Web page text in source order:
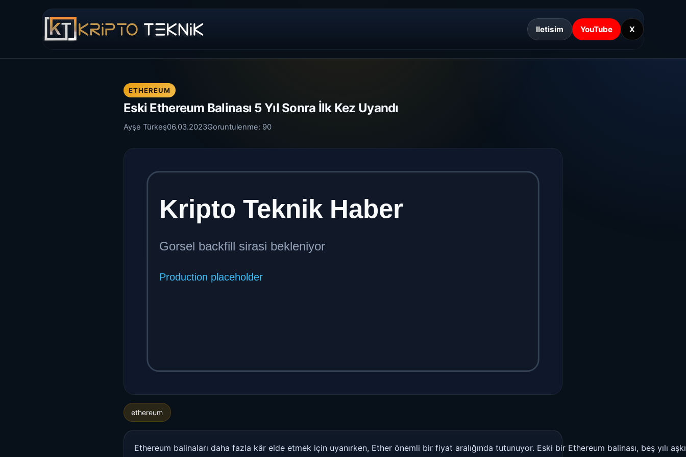
Iletisim YouTube X
ETHEREUM
Eski Ethereum Balinası 5 Yıl Sonra İlk Kez Uyandı
Ayşe Türkeş06.03.2023Goruntulenme: 90
ethereum
Ethereum balinaları daha fazla kâr elde etmek için uyanırken, Ether önemli bir fiyat aralığında tutunuyor. Eski bir Ethereum balinası, beş yılı